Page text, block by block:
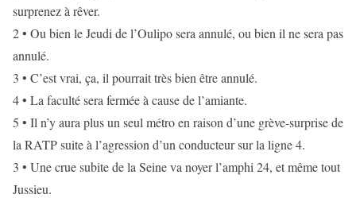
surprenez à rêver.
2 • Ou bien le Jeudi de l’Oulipo sera annulé, ou bien il ne sera pas
annulé.
3 • C’est vrai, ça, il pourrait très bien être annulé.
4 • La faculté sera fermée à cause de l’amiante.
5 • Il n’y aura plus un seul métro en raison d’une grève-surprise de
la RATP suite à l’agression d’un conducteur sur la ligne 4.
3 • Une crue subite de la Seine va noyer l’amphi 24, et même tout
Jussieu.